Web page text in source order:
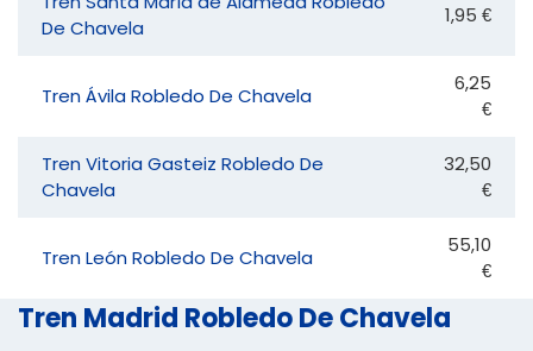
De Chavela
1,95 €
Tren Ávila Robledo De Chavela
6,25
€
Tren Vitoria Gasteiz Robledo De
Chavela
32,50
€
Tren León Robledo De Chavela
55,10
€
Tren Madrid Robledo De Chavela